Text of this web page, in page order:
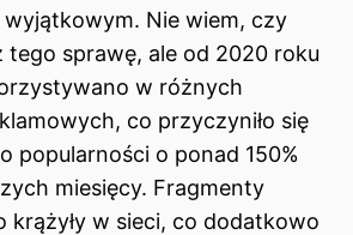
wyjątkowym. Nie wiem, czy
tego sprawę, ale od 2020 roku
w różnych
co przyczyniło się
popularności o ponad 150%
miesięcy. Fragmenty
krążyły w sieci, co dodatkowo